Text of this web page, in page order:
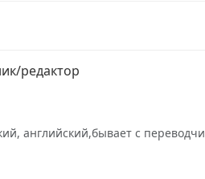
редактор
английский,бывает с